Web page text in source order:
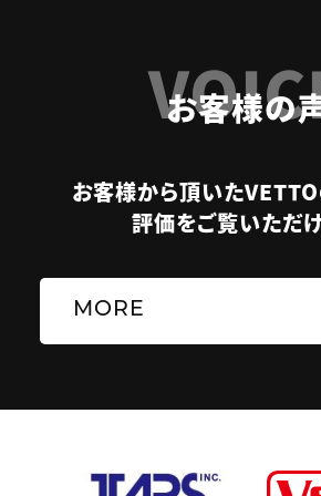
お客様の
お客様から頂いた
評価をご覧いただ
MORE